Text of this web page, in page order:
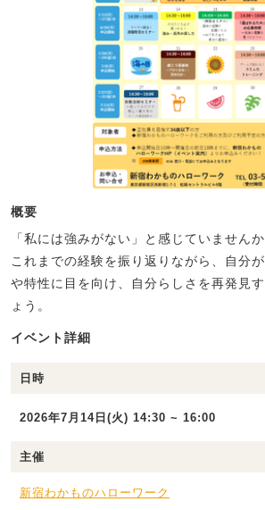
概要
「私には強みがない」と感じていませんか
これまでの経験を振り返りながら、自分
や特性に目を向け、自分らしさを再発見
ょう。
イベント詳細
日時
2026年7月14日(火) 14:30 ~ 16:00
主催
新宿わかものハローワーク